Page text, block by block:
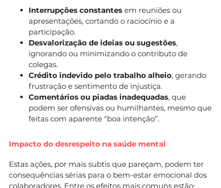
Interrupções constantes em reuniões ou
apresentações, cortando o raciocínio e a
participação.
Desvalorização de ideias ou sugestões,
ignorando ou minimizando o contributo de
colegas.
Crédito indevido pelo trabalho alheio, gerando
frustração e sentimento de injustiça.
Comentários ou piadas inadequadas, que
podem ser ofensivas ou humilhantes, mesmo que
feitas com aparente “boa intenção”.
Impacto do desrespeito na saúde mental
Estas ações, por mais subtis que pareçam, podem ter
consequências sérias para o bem-estar emocional dos
colaboradores. Entre os efeitos mais comuns estão: